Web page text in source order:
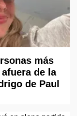
más
de la
de Paul